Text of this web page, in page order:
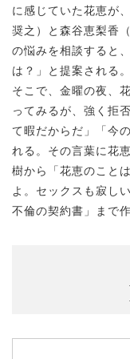
に感じていた花恵が
奨之）と森谷恵梨香
の悩みを相談すると
は？」と提案される。
そこで、金曜の夜、
ってみるが、強く拒
て暇だからだ」「今
れる。その言葉に花
樹から「花恵のこと
よ。セックスも寂し
不倫の契約書」まで